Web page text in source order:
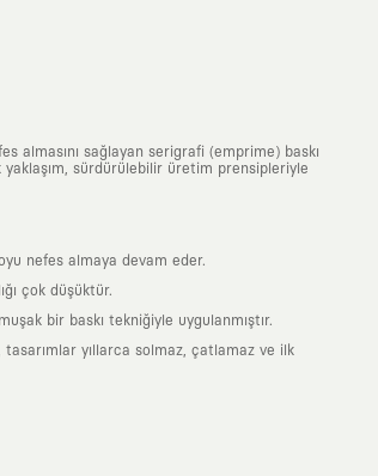
almasını sağlayan serigrafi (emprime) baskı
sürdürülebilir üretim prensipleriyle
nefes almaya devam eder.
çok düşüktür.
bir baskı tekniğiyle uygulanmıştır.
yıllarca solmaz, çatlamaz ve ilk